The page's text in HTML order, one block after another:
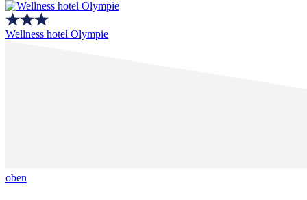
Wellness hotel Olympie
oben